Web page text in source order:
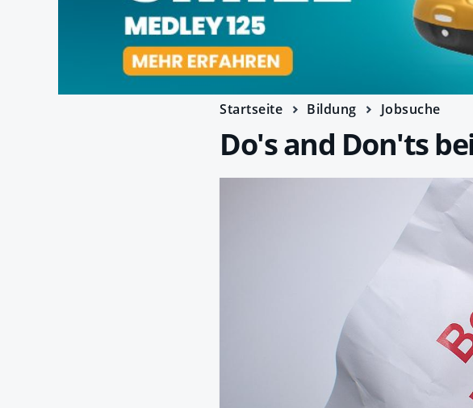
Startseite Bildung Jobsuche
Do's and Don'ts